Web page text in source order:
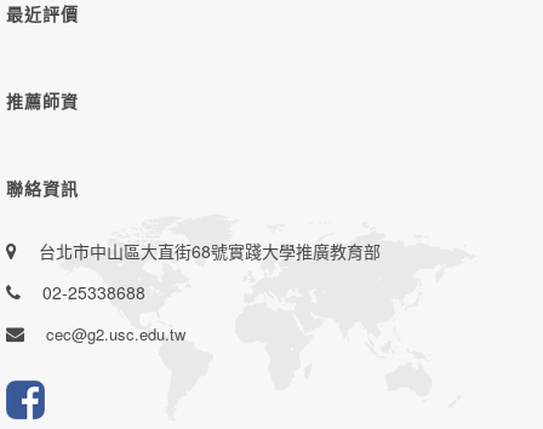
最近評價
推薦師資
聯絡資訊
台北市中山區大直街68號實踐大學推廣教育部
02-25338688
cec@g2.usc.edu.tw